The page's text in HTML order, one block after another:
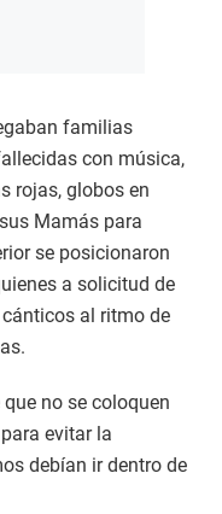
familias
con música,
rojas, globos en
Mamás para
se posicionaron
a solicitud de
al ritmo de
no se coloquen
evitar la
debían ir dentro de